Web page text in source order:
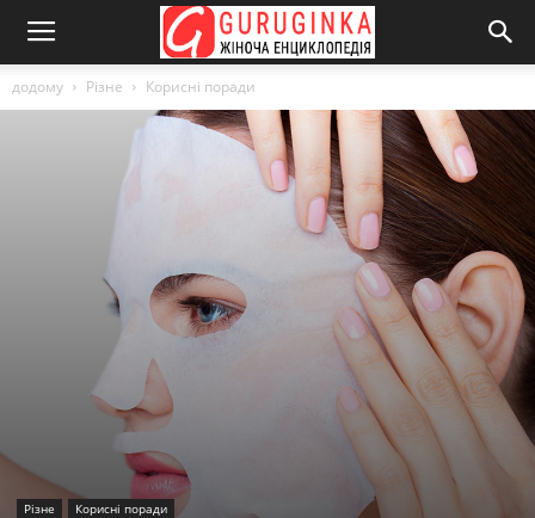
додому Різне Корисні поради
Різне Корисні поради